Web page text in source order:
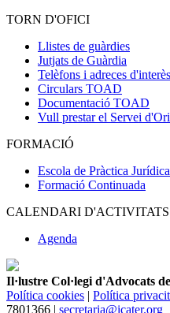
TORN D'OFICI
Llistes de guàrdies
Jutjats de Guàrdia
Telèfons i adreces d'interès
Circulars TOAD
Documentació TOAD
Vull prestar el Servei
FORMACIÓ
Escola de Pràctica Jurídica
Formació Continuada
CALENDARI D'ACTIVITATS
Agenda
Il·lustre Col·legi d'Advocats
Política cookies | Política
7801366 | secretaria@icater.org